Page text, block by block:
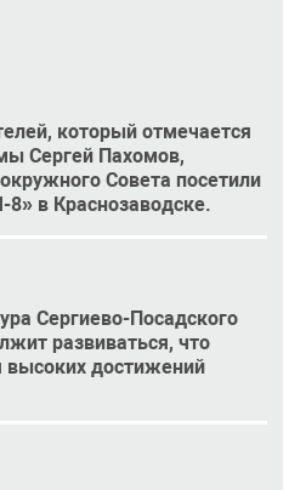
который отмечается
Сергей Пахомов,
Совета посетили
в Краснозаводске.
Сергиево-Посадского
развиваться, что
высоких достижений